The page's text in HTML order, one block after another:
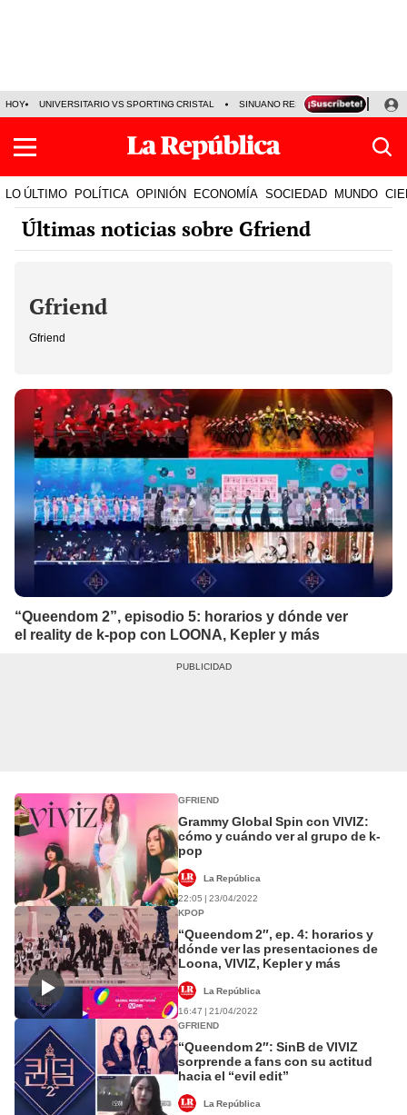
HOY UNIVERSITARIO VS SPORTING CRISTAL SINUANO RESULTADOS HOY
LO ÚLTIMO POLÍTICA OPINIÓN ECONOMÍA SOCIEDAD MUNDO
Últimas noticias sobre Gfriend
Gfriend
Gfriend
“Queendom 2”, episodio 5: horarios y dónde ver
el reality de k-pop con LOONA, Kepler y más
GFRIEND
Grammy Global Spin con VIVIZ:
cómo y cuándo ver al grupo de k-
pop
La República
22:05 | 23/04/2022
KPOP
“Queendom 2″, ep. 4: horarios y
dónde ver las presentaciones de
Loona, VIVIZ, Kepler y más
La República
16:47 | 21/04/2022
GFRIEND
“Queendom 2″: SinB de VIVIZ
sorprende a fans con su actitud
hacia el “evil edit”
La República